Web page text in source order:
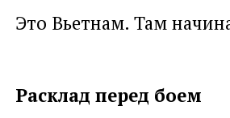
Это Вьетнам. Там
Расклад перед боем